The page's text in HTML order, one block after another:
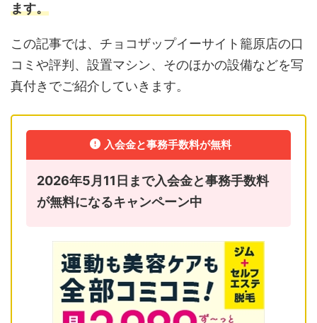
ます。
この記事では、チョコザップイーサイト籠原店の口
コミや評判、設置マシン、そのほかの設備などを写
真付きでご紹介していきます。
入会金と事務手数料が無料
2026年5月11日まで入会金と事務手数料
が無料になるキャンペーン中